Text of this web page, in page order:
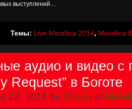
выступлений…
Темы: Live Metallica 2014, Metallica
аудио и видео с
Request” в Боготе
22, 2014 by Dimon in